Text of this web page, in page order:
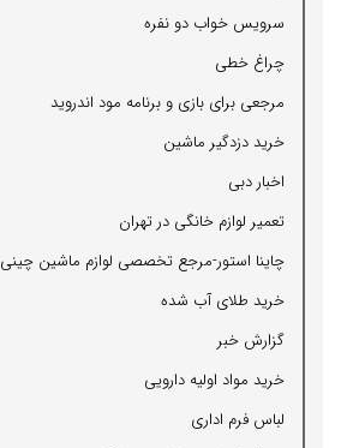
سرویس خواب دو نفره
چراغ خطی
مرجعی برای بازی و برنامه مود اندروید
خرید دزدگیر ماشین
اخبار دبی
تعمیر لوازم خانگی در تهران
چاینا استور-مرجع تخصصی لوازم ماشین چینی
خرید طلای آب شده
گزارش خبر
خرید مواد اولیه دارویی
لباس فرم اداری